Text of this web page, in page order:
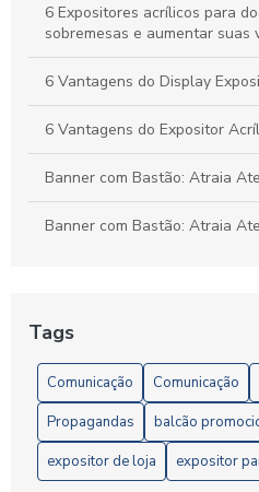
6 Expositores acrílicos para
sobremesas e aumentar suas
6 Vantagens do Display
6 Vantagens do Expositor
Banner com Bastão: Atraia
Banner com Bastão: Atraia
Eficiente
Banner com Suporte: Atraia
Banner com Suporte:
Banner comercial é essencial
Tags
Comunicação Comunicação
Propagandas
balcão
expositor de loja
expositor